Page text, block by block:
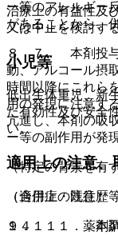
治療上の有益性及
又は中止を検討す
小児等
低出生体重児、新
た有効性及び安全
い。
適用上の注意、
（適用上の注意）
１４．１． 薬剤
ー等のアレルギー
があることから、
８．７． 本剤投
動、アルコール摂
時間以降にこれら
用の発現に注意す
亢進し、本剤の吸
ー等の副作用が発
（特定の背景を有
（合併症・既往歴
９．１．１． 本